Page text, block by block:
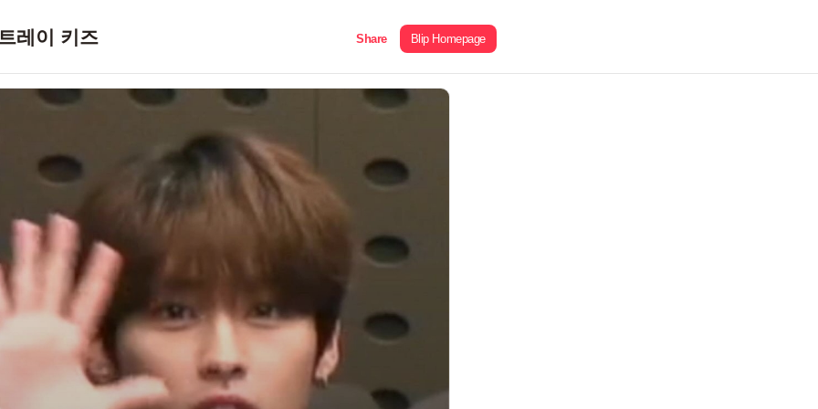
레이 키즈 Share Blip Homepage